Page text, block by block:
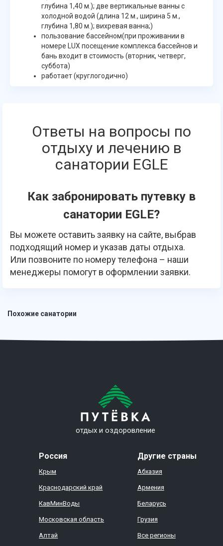
глубина 1,40 м.); две вертикальные ванны с
холодной водой (длина 12 м., ширина 5 м.,
глубина 1,80 м.); вихревая ванна;)
пользование бассейном(при проживании в
номере LUX посещение комплекса бассейнов и
бань входит в стоимость (вторник, четверг,
суббота)
работает (круглогодично)
Ответы на вопросы по
отдыху и лечению в
санатории EGLE
Как забронировать путевку в
санатории EGLE?
Вы можете оставить заявку на сайте, выбрав
подходящий номер и указав даты отдыха.
Или позвоните по номеру телефона – наши
менеджеры помогут в оформлении заявки.
Похожие санатории
отдых и оздоровление
Россия
Крым
Краснодарский край
КавМинВоды
Московская область
Алтай
Другие страны
Абхазия
Армения
Беларусь
Грузия
Все регионы